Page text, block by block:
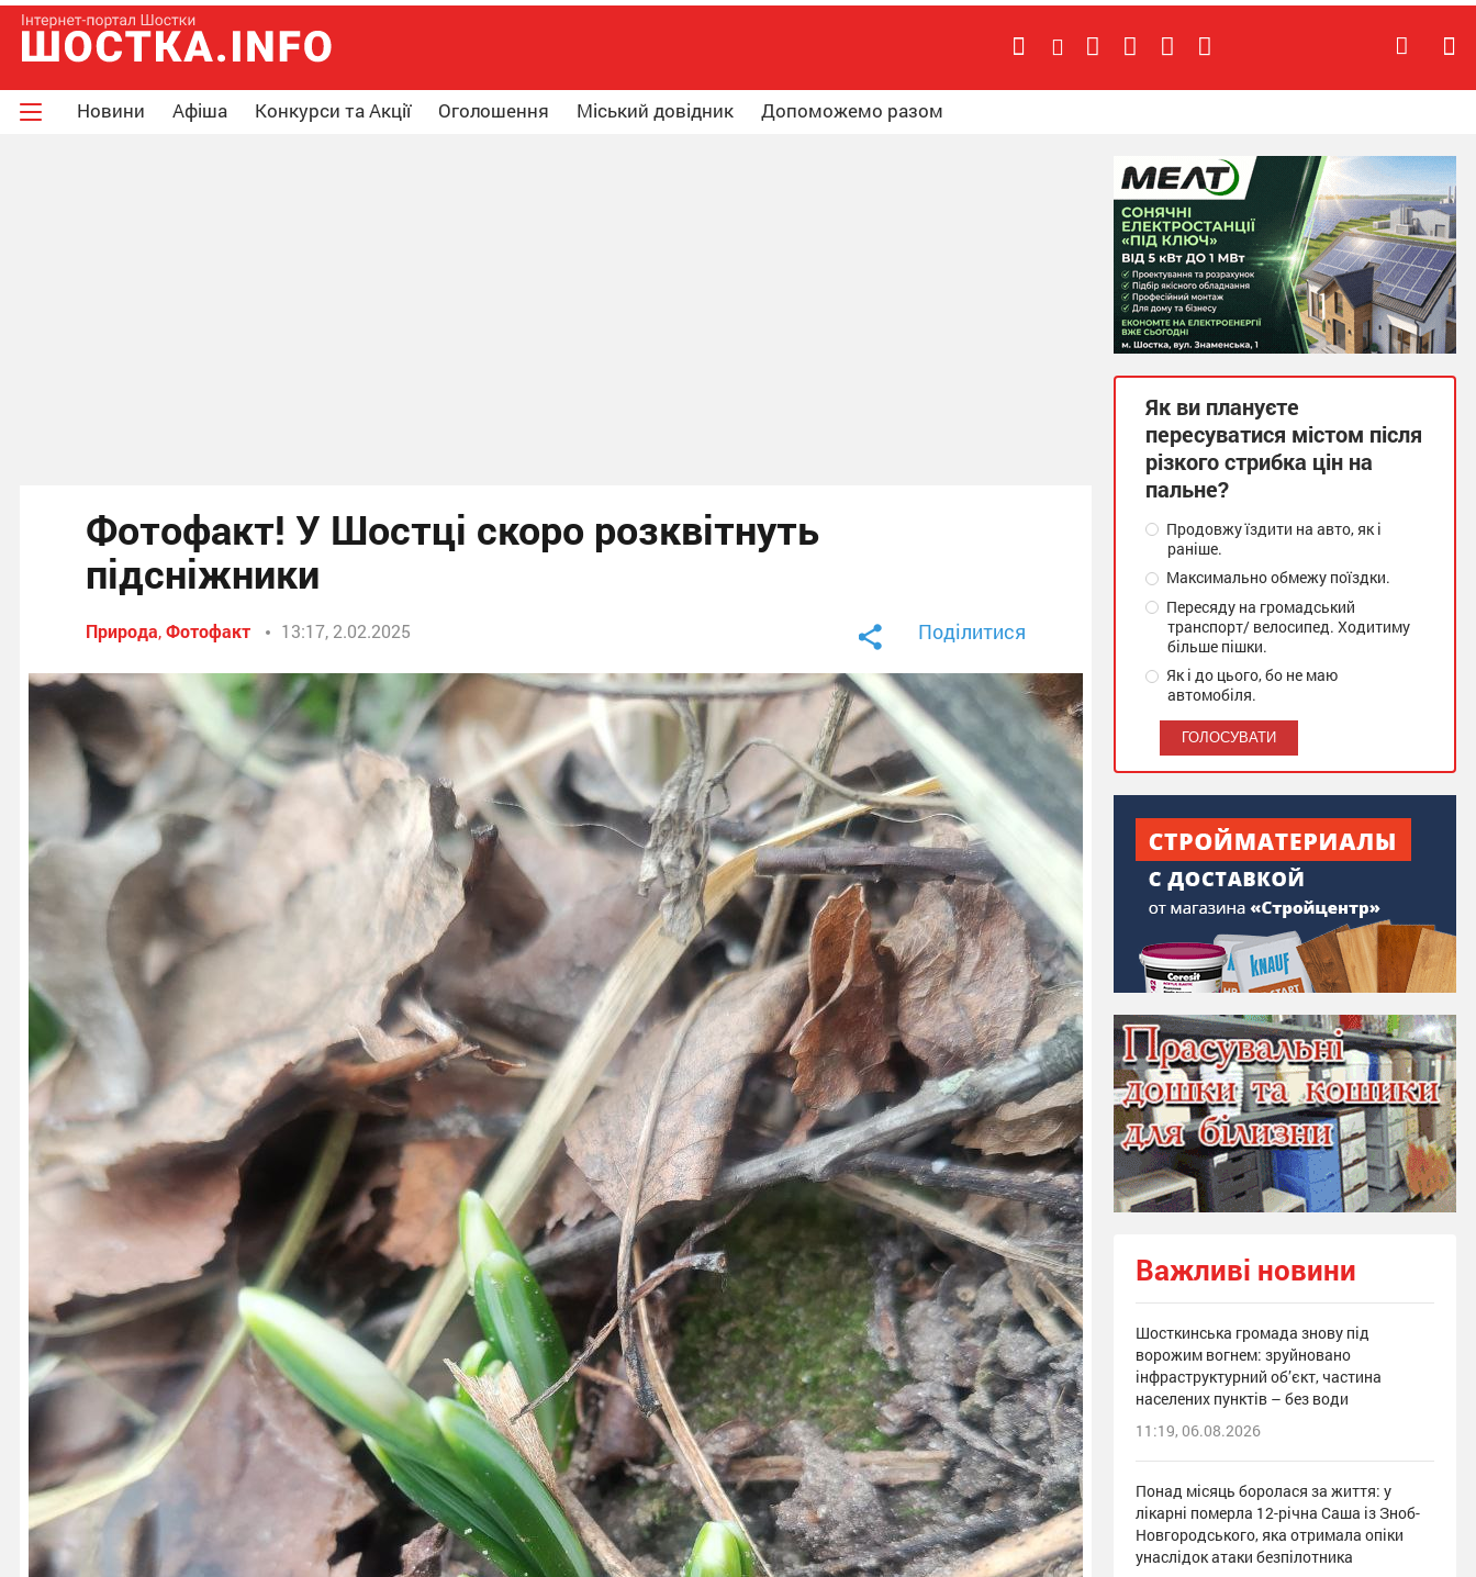
Новини Афіша Конкурси та Акції Оголошення Міський довідник Допоможемо разом
Фотофакт! У Шостці скоро розквітнуть
підсніжники
Природа,Фотофакт 13:17, 2.02.2025 Поділитися
Як ви плануєте
пересуватися містом після
різкого стрибка цін на
пальне?
Продовжу їздити на авто, як і
раніше.
Максимально обмежу поїздки.
Пересяду на громадський
транспорт/ велосипед. Ходитиму
більше пішки.
Як і до цього, бо не маю
автомобіля.
Важливі новини
Шосткинська громада знову під
ворожим вогнем: зруйновано
інфраструктурний об’єкт, частина
населених пунктів – без води
11:19, 06.08.2026
Понад місяць боролася за життя: у
лікарні померла 12-річна Саша із Зноб-
Новгородського, яка отримала опіки
унаслідок атаки безпілотника